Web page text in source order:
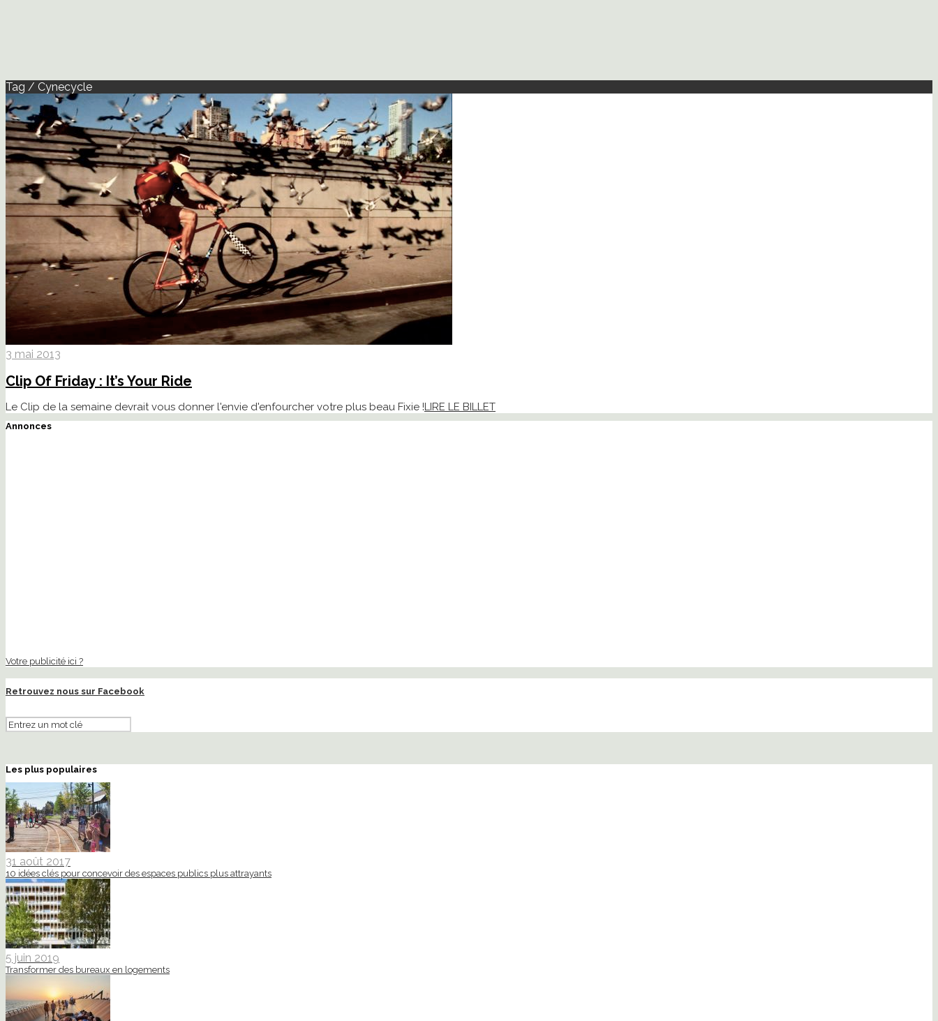
Tag / Cynecycle
3 mai 2013
Clip Of Friday : It’s Your Ride
Le Clip de la semaine devrait vous donner l'envie d'enfourcher votre plus beau Fixie !LIRE LE BILLET
Annonces
Votre publicité ici ?
Retrouvez nous sur Facebook
Les plus populaires
31 août 2017
10 idées clés pour concevoir des espaces publics plus attrayants
5 juin 2019
Transformer des bureaux en logements